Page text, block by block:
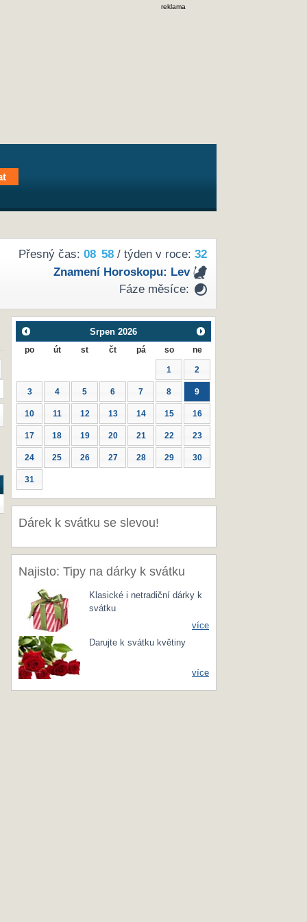
reklama
Přesný čas: 08 58/ týden v roce: 32
Znamení Horoskopu: Lev
Fáze měsíce:
Srpen 2026
po út st čt pá so ne
1 2
3 4 5 6 7 8 9
10 11 12 13 14 15 16
17 18 19 20 21 22 23
24 25 26 27 28 29 30
31
Dárek k svátku se slevou!
Najisto: Tipy na dárky k svátku
Klasické i netradiční dárky k
svátku
více
Darujte k svátku květiny
více